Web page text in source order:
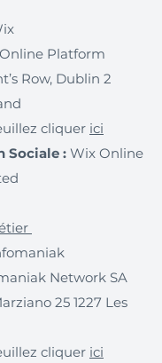
Platform
Row, Dublin 2
cliquer ici
Sociale : Wix Online
Network SA
25 1227 Les
cliquer ici